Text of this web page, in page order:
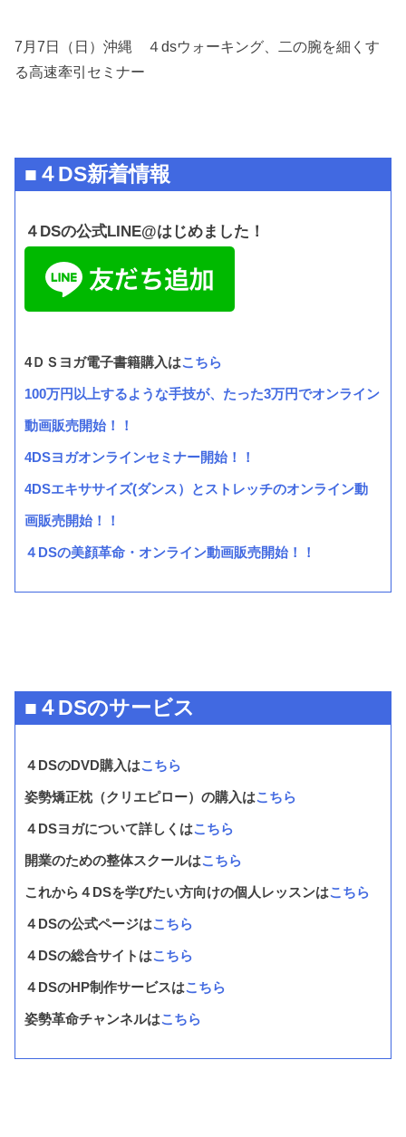
7月7日（日）沖縄 ４dsウォーキング、二の腕を細くす
る高速牽引セミナー
■４DS新着情報
４DSの公式LINE@はじめました！
4ＤＳヨガ電子書籍購入はこちら
100万円以上するような手技が、たった3万円でオンライン
動画販売開始！！
4DSヨガオンラインセミナー開始！！
4DSエキササイズ(ダンス）とストレッチのオンライン動
画販売開始！！
４DSの美顔革命・オンライン動画販売開始！！
■４DSのサービス
４DSのDVD購入はこちら
姿勢矯正枕（クリエピロー）の購入はこちら
４DSヨガについて詳しくはこちら
開業のための整体スクールはこちら
これから４DSを学びたい方向けの個人レッスンはこちら
４DSの公式ページはこちら
４DSの総合サイトはこちら
４DSのHP制作サービスはこちら
姿勢革命チャンネルはこちら